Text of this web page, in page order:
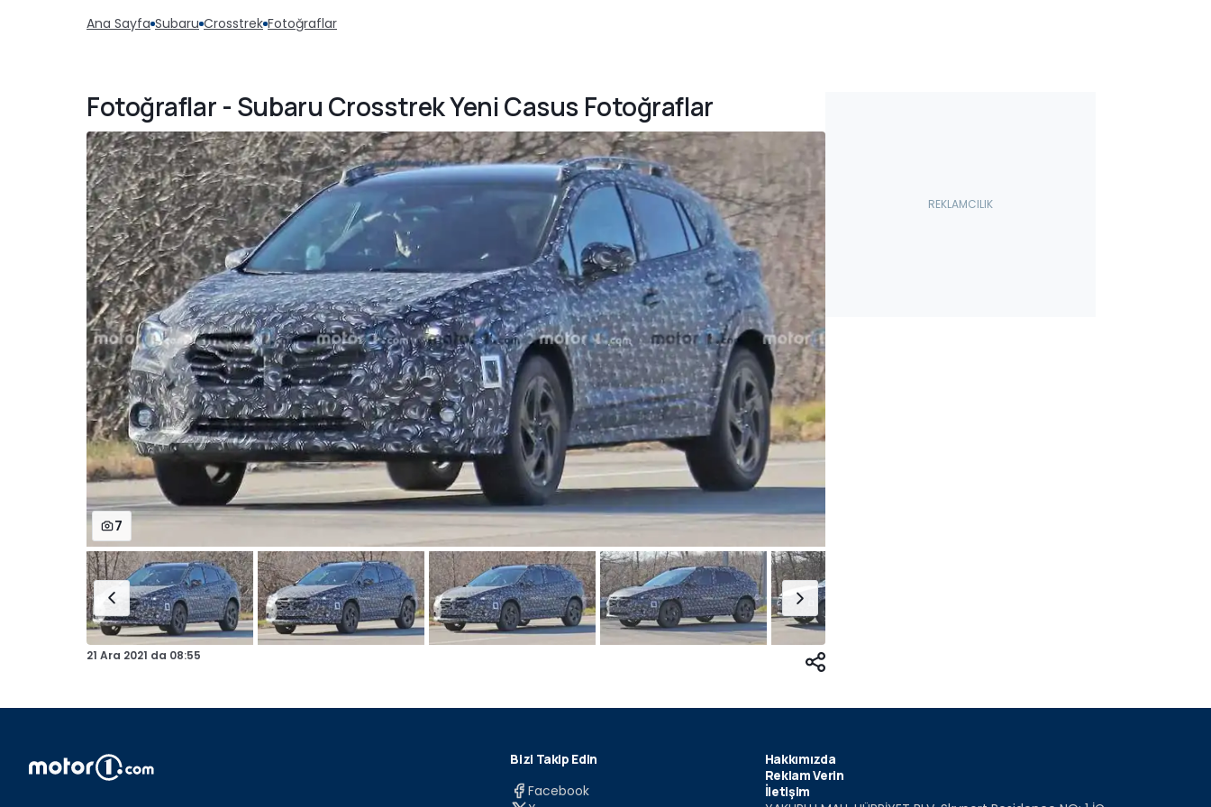
Ana Sayfa Subaru Crosstrek Fotoğraflar
Fotoğraflar - Subaru Crosstrek Yeni Casus Fotoğraflar
7
21 Ara 2021 da 08:55
Bizi Takip Edin
Facebook
Hakkımızda
Reklam Verin
İletişim